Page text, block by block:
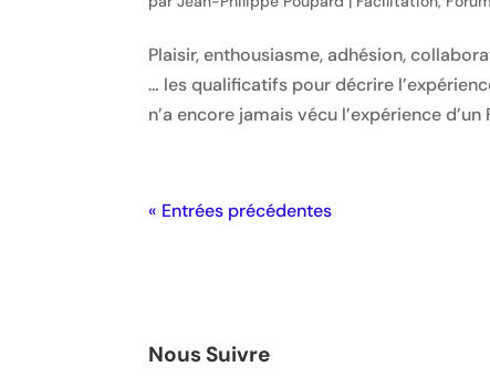
Plaisir, enthousiasme, adhésion,
… les qualificatifs pour décrire
n’a encore jamais vécu l’expérience d’un
« Entrées précédentes
Nous Suivre